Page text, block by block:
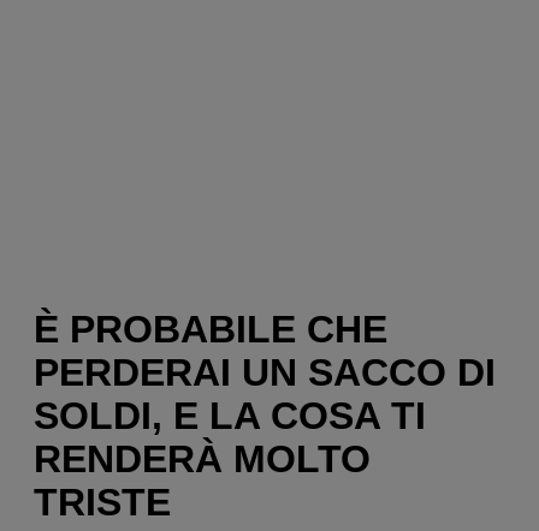
È PROBABILE CHE
PERDERAI UN SACCO DI
SOLDI, E LA COSA TI
RENDERÀ MOLTO
TRISTE